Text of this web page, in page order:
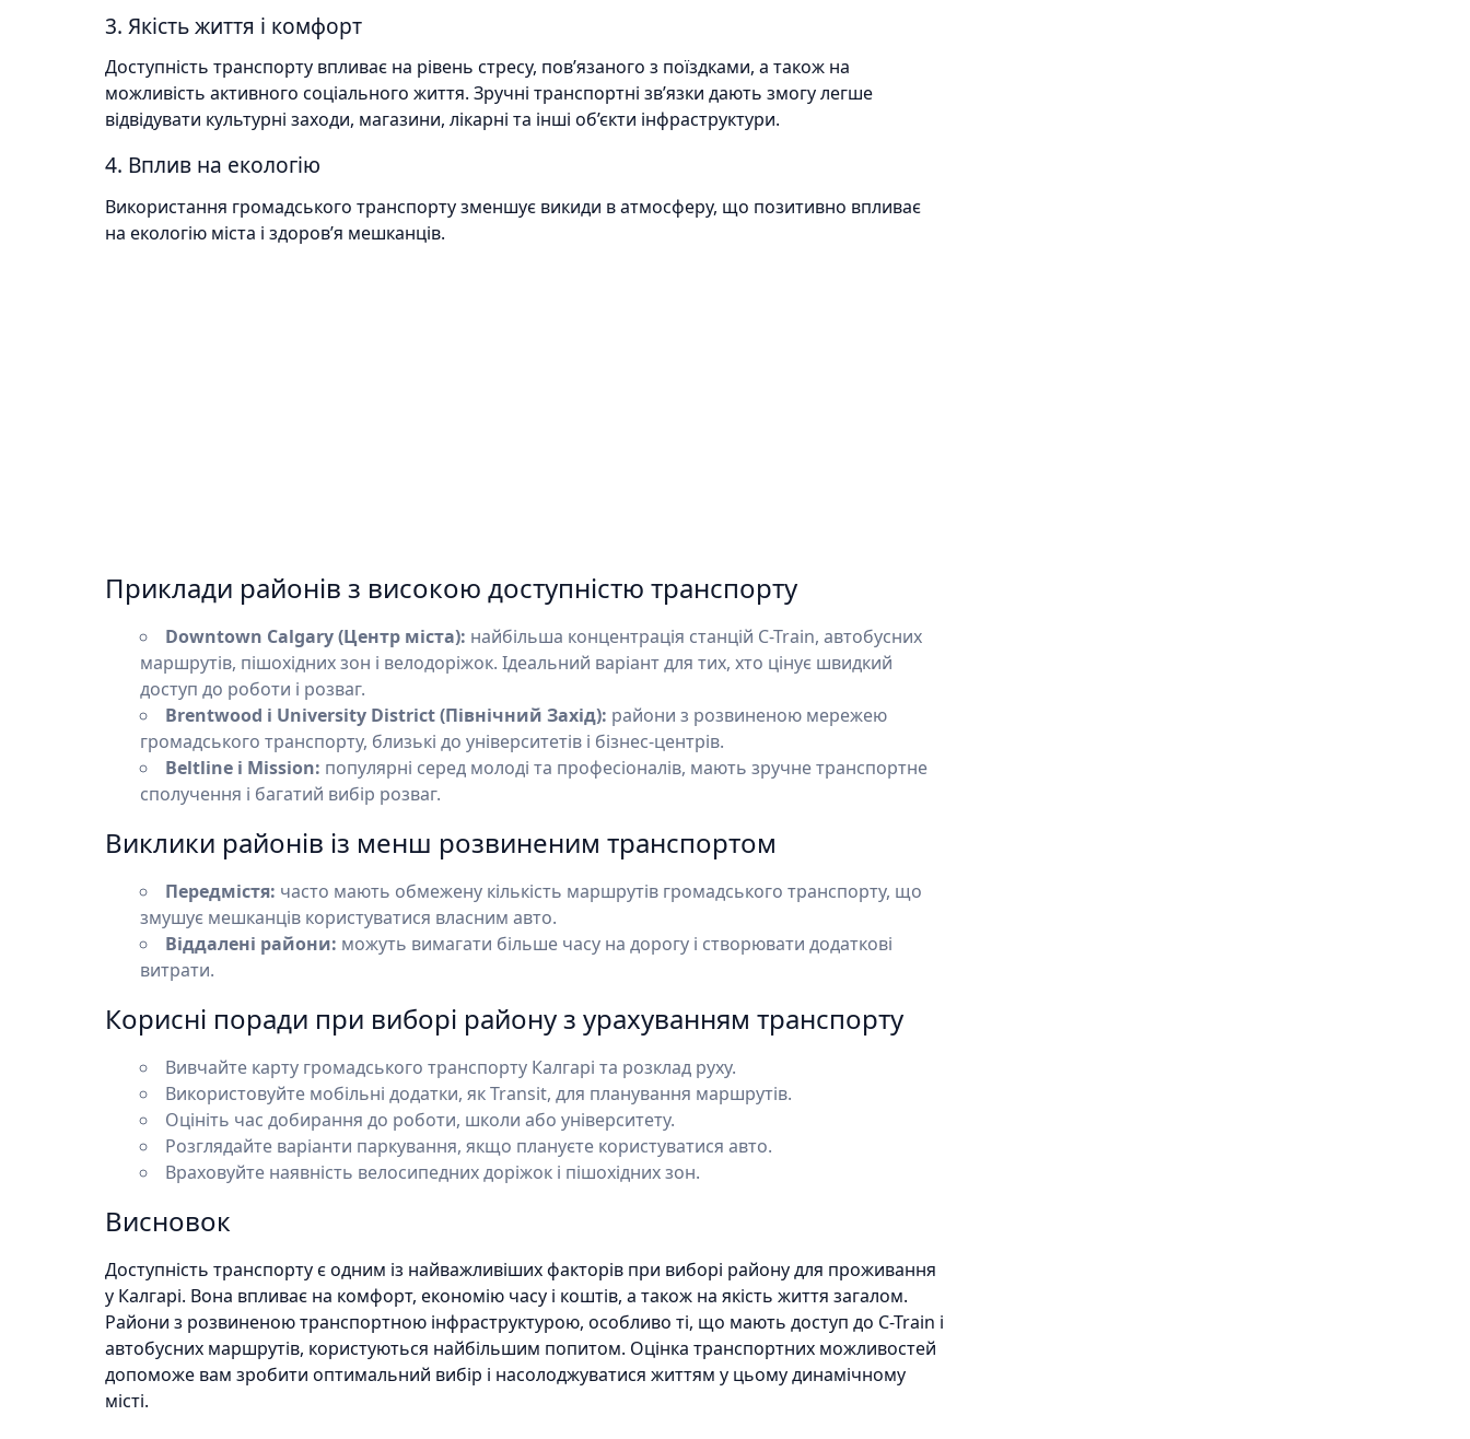
3. Якість життя і комфорт
Доступність транспорту впливає на рівень стресу, пов’язаного з поїздками, а також на
можливість активного соціального життя. Зручні транспортні зв’язки дають змогу легше
відвідувати культурні заходи, магазини, лікарні та інші об’єкти інфраструктури.
4. Вплив на екологію
Використання громадського транспорту зменшує викиди в атмосферу, що позитивно впливає
на екологію міста і здоров’я мешканців.
Приклади районів з високою доступністю транспорту
Downtown Calgary (Центр міста): найбільша концентрація станцій C-Train, автобусних
маршрутів, пішохідних зон і велодоріжок. Ідеальний варіант для тих, хто цінує швидкий
доступ до роботи і розваг.
Brentwood і University District (Північний Захід): райони з розвиненою мережею
громадського транспорту, близькі до університетів і бізнес-центрів.
Beltline і Mission: популярні серед молоді та професіоналів, мають зручне транспортне
сполучення і багатий вибір розваг.
Виклики районів із менш розвиненим транспортом
Передмістя: часто мають обмежену кількість маршрутів громадського транспорту, що
змушує мешканців користуватися власним авто.
Віддалені райони: можуть вимагати більше часу на дорогу і створювати додаткові
витрати.
Корисні поради при виборі району з урахуванням транспорту
Вивчайте карту громадського транспорту Калгарі та розклад руху.
Використовуйте мобільні додатки, як Transit, для планування маршрутів.
Оцініть час добирання до роботи, школи або університету.
Розглядайте варіанти паркування, якщо плануєте користуватися авто.
Враховуйте наявність велосипедних доріжок і пішохідних зон.
Висновок
Доступність транспорту є одним із найважливіших факторів при виборі району для проживання
у Калгарі. Вона впливає на комфорт, економію часу і коштів, а також на якість життя загалом.
Райони з розвиненою транспортною інфраструктурою, особливо ті, що мають доступ до C-Train і
автобусних маршрутів, користуються найбільшим попитом. Оцінка транспортних можливостей
допоможе вам зробити оптимальний вибір і насолоджуватися життям у цьому динамічному
місті.